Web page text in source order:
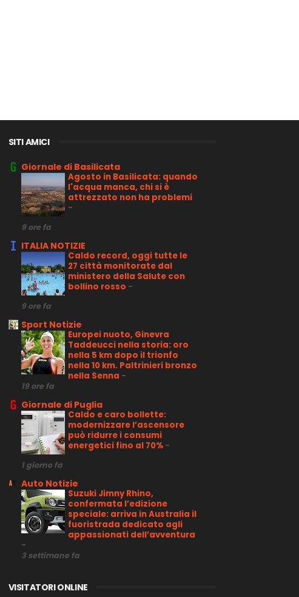
SITI AMICI
Giornale di Basilicata
Agosto in Basilicata: quando
l'acqua manca, chi si è
attrezzato non ha problemi
-
9 ore fa
ITALIA NOTIZIE
Caldo record, oggi tutte le
27 città monitorate dal
ministero della Salute con
bollino rosso -
9 ore fa
Sport Notizie
Europei nuoto, Ginevra
Taddeucci nella storia: oro
nella 5 km dopo il trionfo
nella 10 km. Paltrinieri bronzo
nella Senna -
19 ore fa
Giornale di Puglia
Caldo e caro bollette:
modernizzare l’ascensore
può ridurre i consumi
energetici fino al 70% -
1 giorno fa
Auto Notizie
Suzuki Jimny Rhino,
confermata l’edizione
speciale: arriva in Australia il
fuoristrada dedicato agli
appassionati dell’avventura
-
3 settimane fa
VISITATORI ONLINE